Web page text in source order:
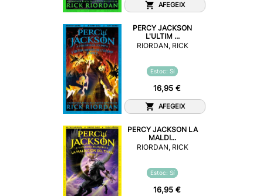
AFEGEIX
PERCY JACKSON
L'ULTIM ...
RIORDAN, RICK
Estoc: Sí
16,95 €
AFEGEIX
PERCY JACKSON LA
MALDI...
RIORDAN, RICK
Estoc: Sí
16,95 €